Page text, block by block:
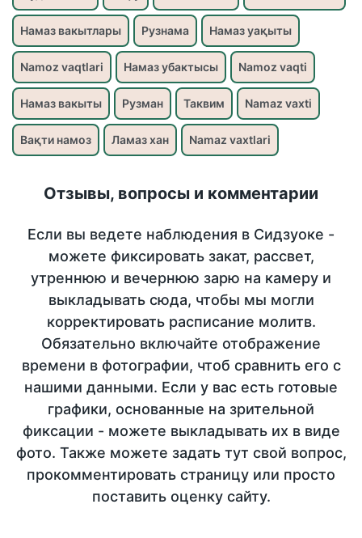
Намаз вакытлары Рузнама Намаз уақыты
Namoz vaqtlari Намаз убактысы Namoz vaqti
Намаз вакыты Рузман Таквим Namaz vaxti
Вақти намоз Ламаз хан Namaz vaxtlari
Отзывы, вопросы и комментарии
Если вы ведете наблюдения в Сидзуоке -
можете фиксировать закат, рассвет,
утреннюю и вечернюю зарю на камеру и
выкладывать сюда, чтобы мы могли
корректировать расписание молитв.
Обязательно включайте отображение
времени в фотографии, чтоб сравнить его с
нашими данными. Если у вас есть готовые
графики, основанные на зрительной
фиксации - можете выкладывать их в виде
фото. Также можете задать тут свой вопрос,
прокомментировать страницу или просто
поставить оценку сайту.